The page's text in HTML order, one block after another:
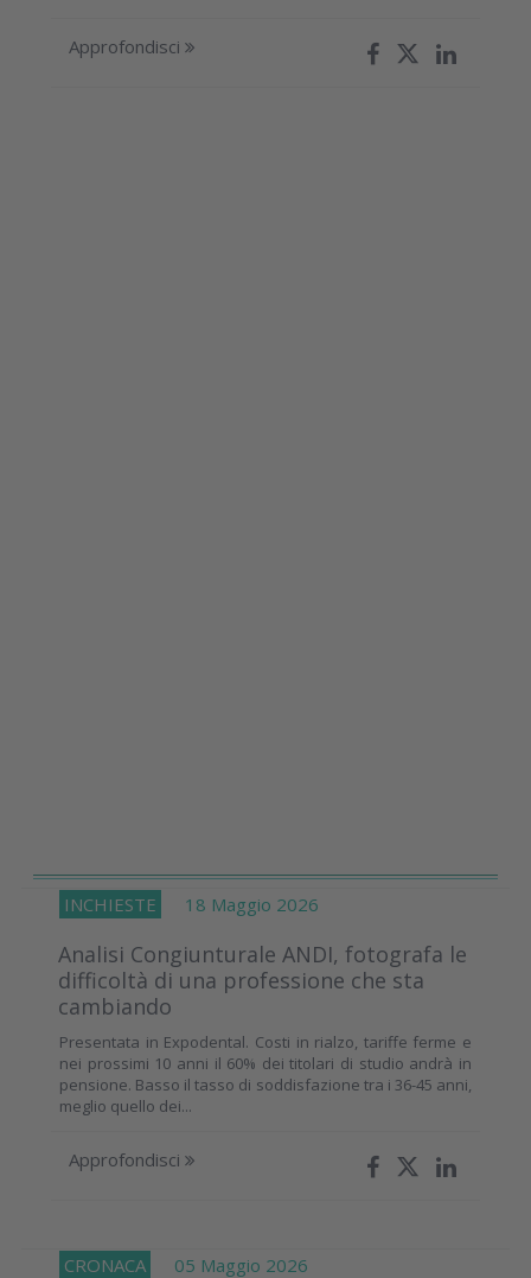
Approfondisci
INCHIESTE 18 Maggio 2026
Analisi Congiunturale ANDI, fotografa le
difficoltà di una professione che sta
cambiando
Presentata in Expodental. Costi in rialzo, tariffe ferme e
nei prossimi 10 anni il 60% dei titolari di studio andrà in
pensione. Basso il tasso di soddisfazione tra i 36-45 anni,
meglio quello dei...
Approfondisci
CRONACA 05 Maggio 2026